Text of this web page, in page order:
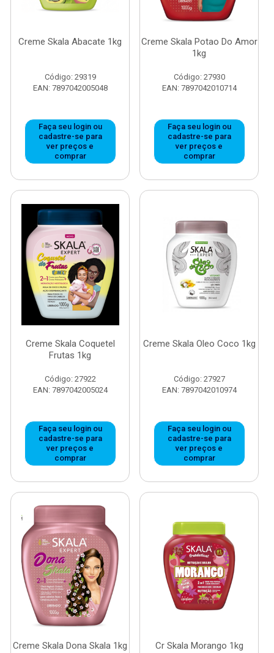
Creme Skala Abacate 1kg
Código: 29319
EAN: 7897042005048
Faça seu login ou
cadastre-se para
ver preços e
comprar
Creme Skala Potao Do Amor
1kg
Código: 27930
EAN: 7897042010714
Faça seu login ou
cadastre-se para
ver preços e
comprar
Creme Skala Coquetel
Frutas 1kg
Código: 27922
EAN: 7897042005024
Faça seu login ou
cadastre-se para
ver preços e
comprar
Creme Skala Oleo Coco 1kg
Código: 27927
EAN: 7897042010974
Faça seu login ou
cadastre-se para
ver preços e
comprar
Creme Skala Dona Skala 1kg Cr Skala Morango 1kg